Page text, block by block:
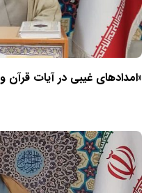
«امدادهای غیبی در آیات